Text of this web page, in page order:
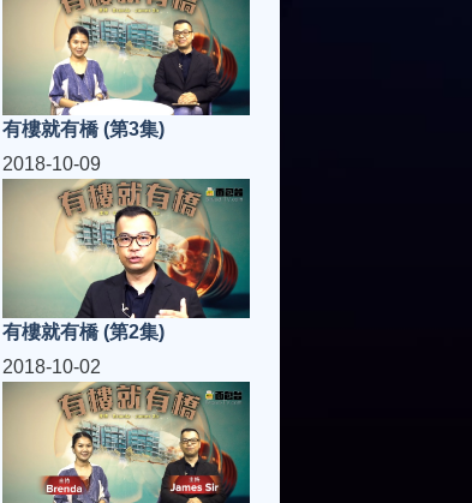
有樓就有橋 (第3集)
2018-10-09
有樓就有橋 (第2集)
2018-10-02